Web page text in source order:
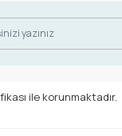
ile korunmaktadır.